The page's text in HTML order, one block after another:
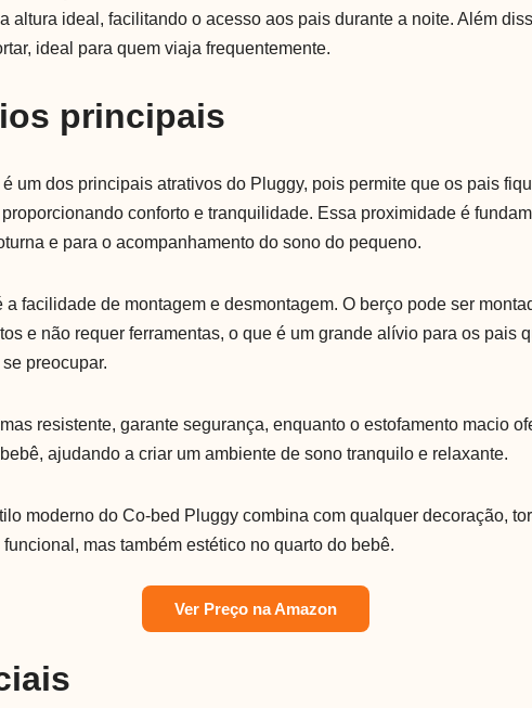
altura ideal, facilitando o acesso aos pais durante a noite. Além
ideal para quem viaja frequentemente.
principais
um dos principais atrativos do Pluggy, pois permite que os pais
conforto e tranquilidade. Essa proximidade é
e para o acompanhamento do sono do pequeno.
a facilidade de montagem e desmontagem. O berço pode ser
e não requer ferramentas, o que é um grande alívio para os pais
preocupar.
resistente, garante segurança, enquanto o estofamento macio
ajudando a criar um ambiente de sono tranquilo e relaxante.
moderno do Co-bed Pluggy combina com qualquer decoração,
mas também estético no quarto do bebê.
Ver Preço na Amazon